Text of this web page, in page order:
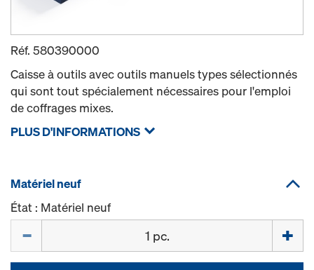
Réf. 580390000
Caisse à outils avec outils manuels types sélectionnés
qui sont tout spécialement nécessaires pour l'emploi
de coffrages mixes.
PLUS D'INFORMATIONS
Matériel neuf
État : Matériel neuf